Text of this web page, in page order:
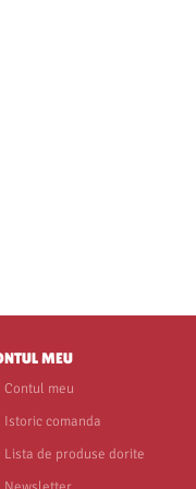
MEU
Contul meu
Istoric comanda
Lista de produse dorite